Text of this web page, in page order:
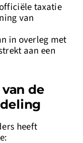
taxatie
van
in overleg met
aan een
de
heeft